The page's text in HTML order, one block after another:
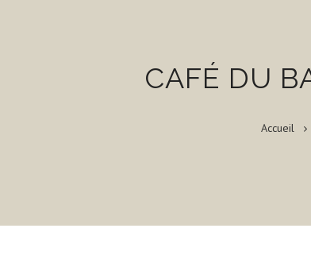
CAFÉ DU
Accueil